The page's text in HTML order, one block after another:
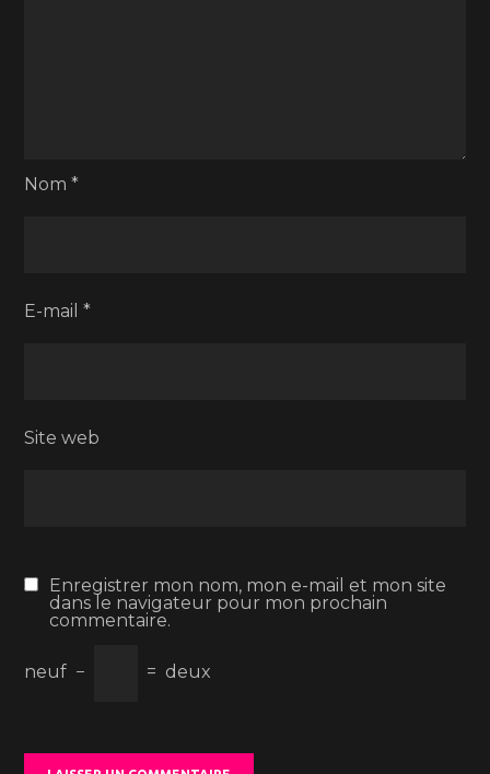
Nom*
E-mail*
Site web
Enregistrer mon nom, mon e-mail et mon site
dans le navigateur pour mon prochain
commentaire.
neuf − = deux